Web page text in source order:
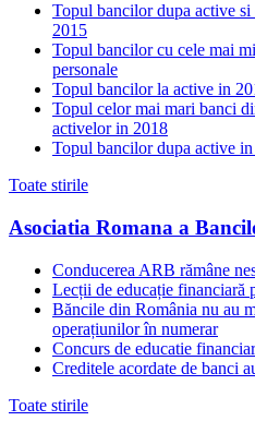
Topul bancilor dupa active
2015
Topul bancilor cu cele mai
personale
Topul bancilor la active in
Topul celor mai mari banci
activelor in 2018
Topul bancilor dupa active
Toate stirile
Asociatia Romana a
Conducerea ARB rămâne
Lecții de educație financiară
Băncile din România nu au
operațiunilor în numerar
Concurs de educatie
Creditele acordate de banci
Toate stirile